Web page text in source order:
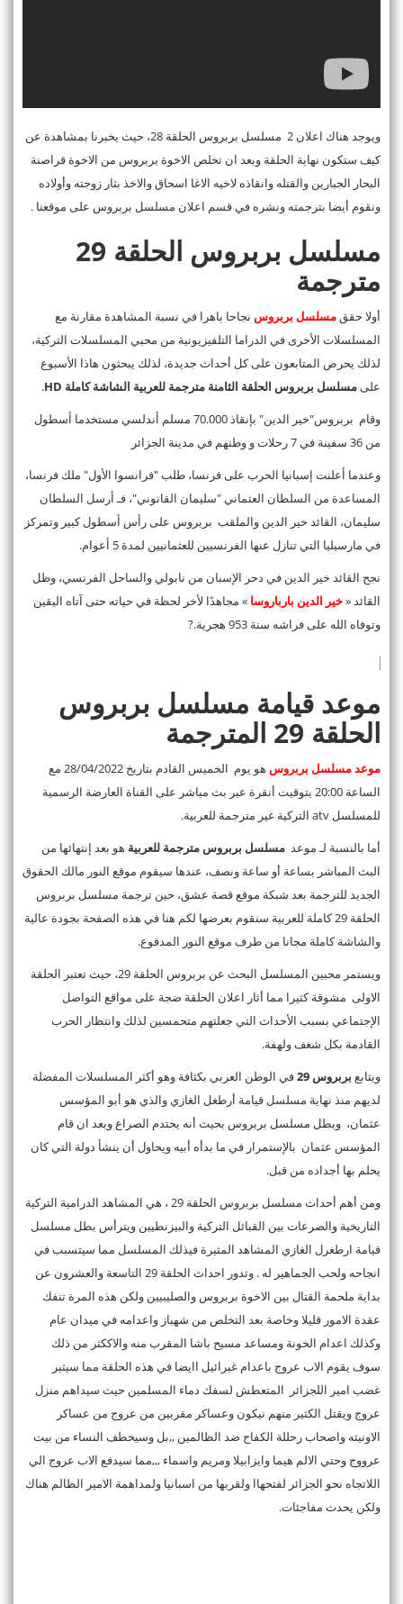
ويوجد هناك اعلان 2 مسلسل بربروس الحلقة 28، حيث يخبرنا بمشاهدة عن
كيف ستكون نهاية الحلقة وبعد ان تخلص الاخوة بربروس من الاخوة قراصنة
البحار الجبارين والقتله وانقاذه لاخيه الاغا اسحاق والاخذ بثار زوجته وأولاده
ونقوم أيضا بترجمته ونشره في قسم اعلان مسلسل بربروس على موقعنا .
مسلسل بربروس الحلقة 29
مترجمة
أولا حققمسلسل بربروس نجاحا باهرا في نسبة المشاهدة مقارنة مع
المسلسلات الأخرى في الدراما التلفيزيونية من محبي المسلسلات التركية،
لذلك يحرص المتابعون على كل أحداث جديدة، لذلك يبحثون هاذا الأسبوع
علىمسلسل بربروس الحلقة الثامنة مترجمة للعربية الشاشة كاملة HD
.
ﻭﻗﺎﻡ بربروس"ﺧﻴﺮ ﺍﻟﺪﻳﻦ" ﺑﺈﻧﻘﺎﺫ 70.000 ﻣﺴﻠﻢ ﺃﻧﺪﻟﺴﻲ ﻣﺴﺘﺨﺪﻣﺎ ﺃﺳﻄﻮﻝ
ﻣﻦ 36 ﺳﻔﻴﻨﺔ ﻓﻲ 7 ﺭﺣﻼﺕ ﻭ ﻭﻃﻨﻬﻢ ﻓﻲ ﻣﺪﻳﻨﺔ ﺍﻟﺠﺰﺍﺋﺮ
وﻋﻨﺪﻣﺎ ﺃﻋﻠﻨﺖ إسبانيا ﺍﻟﺤﺮﺏ ﻋﻠﻰ ﻓﺮﻧﺴﺎ، ﻃﻠﺐ "ﻓﺮﺍﻧﺴﻮﺍ ﺍﻷﻭﻝ" ﻣﻠﻚ ﻓﺮﻧﺴﺎ،
ﺍﻟﻤﺴﺎﻋﺪﺓ ﻣﻦ ﺍﻟﺴﻠﻄﺎﻥ العثماني "ﺳﻠﻴﻤﺎﻥ القانوني"، فـ ﺃﺭﺳﻞ ﺍﻟﺴﻠﻄﺎﻥ
ﺳﻠﻴﻤﺎﻥ، القائد ﺧﻴﺮ ﺍﻟﺪﻳﻦ والملقب بربروس ﻋﻠﻰ ﺭﺃﺱ ﺃﺳﻄﻮﻝ ﻛﺒﻴﺮ ﻭﺗﻤﺮﻛﺰ
ﻓﻲ ﻣﺎﺭﺳﻴﻠﻴﺎ ﺍﻟﺘﻲ ﺗﻨﺎﺯﻝ ﻋﻨﻬﺎ ﺍﻟﻔﺮﻧﺴﻴﻴﻦ ﻟﻠﻌﺜﻤﺎﻧﻴﻴﻦ ﻟﻤﺪﺓ 5 ﺃﻋﻮﺍﻡ.
ﻧﺠﺢ القائد ﺧﻴﺮ ﺍﻟﺪﻳﻦ ﻓﻲ ﺩﺣﺮ ﺍلإﺳﺒﺎﻥ ﻣﻦ ﻧﺎﺑﻮﻟﻲ ﻭﺍﻟﺴﺎﺣﻞ ﺍﻟﻔﺮﻧﺴﻲ، ﻭﻇﻞ
القائد «ﺧﻴﺮ ﺍﻟﺪﻳﻦ بارباروسا » ﻣﺠﺎﻫﺪًﺍ لأخر ﻟﺤﻈﺔ ﻓﻲ ﺣﻴﺎﺗﻪ ﺣﺘﻰ ﺁﺗﺎﻩ ﺍﻟﻴﻘﻴﻦ
ﻭﺗﻮﻓﺎﻩ ﺍﻟﻠﻪ ﻋﻠﻰ ﻓﺮﺍﺷﻪ ﺳﻨﺔ 953 هجرية.?
موعد قيامة مسلسل بربروس
الحلقة 29 المترجمة
موعد مسلسل بربروس
هو يوم الخميس القادم بتاريخ 28/04/2022 مع
الساعة 20:00 بتوقيت أنقرة عبر بث مباشر على القناة العارضة الرسمية
للمسلسل atv التركية غير مترجمة للعربية.
أما بالنسبة لـ موعد مسلسل بربروس مترجمة للعربية هو بعد إنتهائها من
البث المباشر بساعة أو ساعة ونصف، عندها سيقوم موقع النور مالك الحقوق
الجديد للترجمة بعد شبكة موقع قصة عشق، حين ترجمة مسلسل بربروس
الحلقة 29 كاملة للعربية سنقوم بعرضها لكم هنا في هذه الصفحة بجودة عالية
والشاشة كاملة مجانا من طرف موقع النور المدفوع.
ويستمر محبين المسلسل البحث عن بربروس الحلقة 29، حيث تعتبر الحلقة
الاولى مشوقة كثيرا مما أثار اعلان الحلقة ضجة على مواقع التواصل
الإجتماعي بسبب الأحداث التي جعلتهم متحمسين لذلك وانتظار الحرب
القادمة بكل شغف ولهفة.
ويتابع بربروس 29
في الوطن العربي بكثافة وهو أكثر المسلسلات المفضلة
لديهم منذ نهاية مسلسل قيامة أرطغل الغازي والذي هو أبو المؤسس
عثمان، وبطل مسلسل بربروس بحيث أنه يحتدم الصراع وبعد ان قام
المؤسس عثمان بالإستمرار في ما بدأه أبيه ويحاول أن ينشأ دولة التي كان
يحلم بها أجداده من قبل.
ومن أهم أحداث مسلسل بربروس الحلقة 29 ، هي المشاهد الدرامية التركية
التاريخية والصرعات بين القبائل التركية والبيزنطيين ويترأس بطل مسلسل
قيامة ارطغرل الغازي المشاهد المثيرة فيذلك المسلسل مما سيتسبب في
انجاحه ولحب الجماهير له . وتدور احداث الحلقة 29 التاسعة والعشرون عن
بداية ملحمة القتال بين الاخوة بربروس والصليبيين ولكن هذه المرة تنفك
عقدة الامور قليلا وخاصة بعد التخلص من شهباز واعدامه في ميدان عام
وكذلك اعدام الخونة ومساعد مسيح باشا المقرب منه والاككثر من ذلك
سوف يقوم الاب عروج باعدام غبرائيل اايضا في هذه الحلقة مما سيثير
غضب امير اللجزائر المتعطش لسفك دماء المسلمين حيث سيداهم منزل
عروج ويقتل الكثير منهم نيكون وعساكر مقربين من عروج من عساكر
الاونيته واصحاب رحللة الكفاح ضد الظالمين ,,بل وسيخطف النساء من بيت
عرووج وحتي الالم هيما وايزابيلا ومريم واسماء ,,,مما سيدفع الاب عروج الي
اللاتجاه نحو الجزائر لفتحهاا ولقربها من اسبانيا ولمداهمة الامير الظالم هناك
ولكن يحدث مفاجئات.